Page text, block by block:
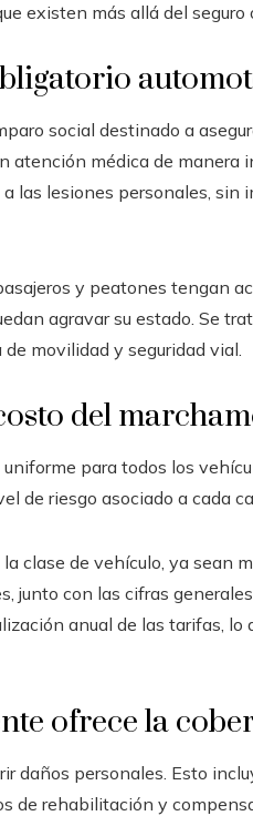
existen más allá del seguro
social destinado a
atención médica de manera
las lesiones personales, sin
y peatones tengan
agravar su estado. Se
movilidad y seguridad vial.
del
para todos los
de riesgo asociado a cada
clase de vehículo, ya sean
junto con las cifras
anual de las tarifas, lo
ofrece la
daños personales. Esto
de rehabilitación y